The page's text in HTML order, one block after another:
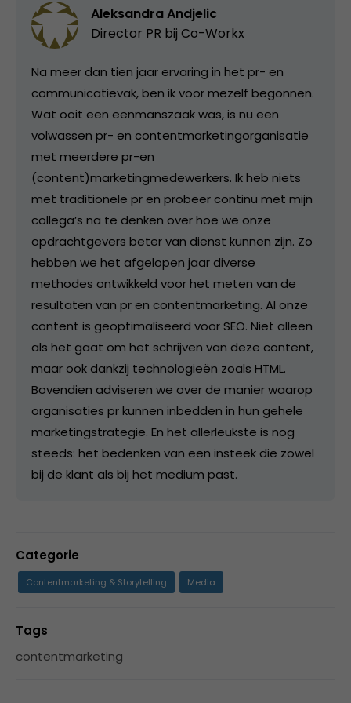
Aleksandra Andjelic
Director PR bij Co-Workx
Na meer dan tien jaar ervaring in het pr- en
communicatievak, ben ik voor mezelf begonnen.
Wat ooit een eenmanszaak was, is nu een
volwassen pr- en contentmarketingorganisatie
met meerdere pr-en
(content)marketingmedewerkers. Ik heb niets
met traditionele pr en probeer continu met mijn
collega’s na te denken over hoe we onze
opdrachtgevers beter van dienst kunnen zijn. Zo
hebben we het afgelopen jaar diverse
methodes ontwikkeld voor het meten van de
resultaten van pr en contentmarketing. Al onze
content is geoptimaliseerd voor SEO. Niet alleen
als het gaat om het schrijven van deze content,
maar ook dankzij technologieën zoals HTML.
Bovendien adviseren we over de manier waarop
organisaties pr kunnen inbedden in hun gehele
marketingstrategie. En het allerleukste is nog
steeds: het bedenken van een insteek die zowel
bij de klant als bij het medium past.
Categorie
Contentmarketing & Storytelling Media
Tags
contentmarketing